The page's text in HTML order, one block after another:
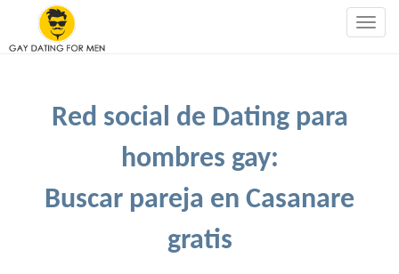
Red social de Dating para
hombres gay:
Buscar pareja en Casanare
gratis